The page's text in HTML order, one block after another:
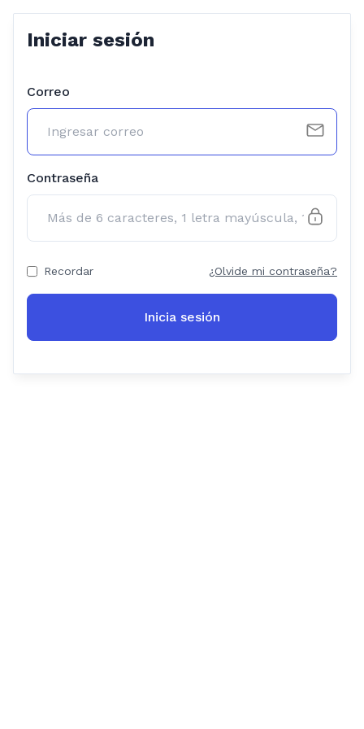
Iniciar sesión
Correo
Contraseña
Recordar ¿Olvide mi contraseña?